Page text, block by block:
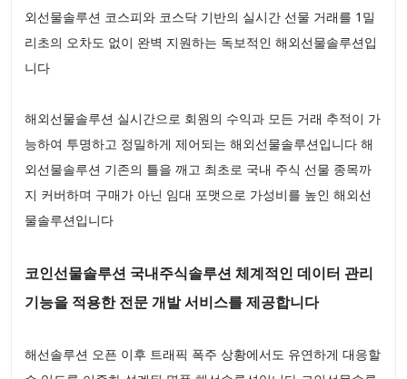
외선물솔루션 코스피와 코스닥 기반의 실시간 선물 거래를 1밀
리초의 오차도 없이 완벽 지원하는 독보적인 해외선물솔루션입
니다
해외선물솔루션 실시간으로 회원의 수익과 모든 거래 추적이 가
능하여 투명하고 정밀하게 제어되는 해외선물솔루션입니다 해
외선물솔루션 기존의 틀을 깨고 최초로 국내 주식 선물 종목까
지 커버하며 구매가 아닌 임대 포맷으로 가성비를 높인 해외선
물솔루션입니다
코인선물솔루션 국내주식솔루션 체계적인 데이터 관리
기능을 적용한 전문 개발 서비스를 제공합니다
해선솔루션 오픈 이후 트래픽 폭주 상황에서도 유연하게 대응할